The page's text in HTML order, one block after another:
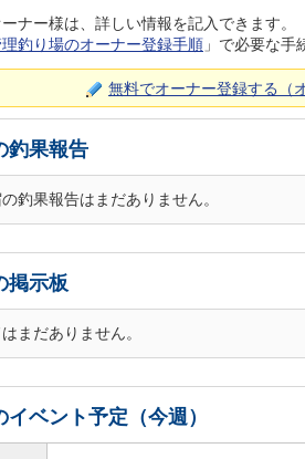
ナー様は、詳しい情報を記入できます。
釣り場のオーナー登録手順 」で必要な手
無料でオーナー登録する（
釣果報告
釣果報告はまだありません。
掲示板
まだありません。
ベント予定（今週）